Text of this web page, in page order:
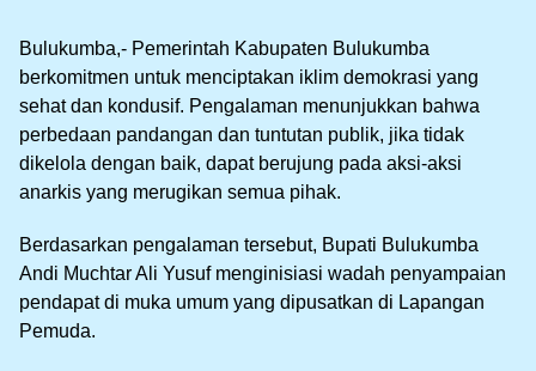
Bulukumba,- Pemerintah Kabupaten Bulukumba
berkomitmen untuk menciptakan iklim demokrasi yang
sehat dan kondusif. Pengalaman menunjukkan bahwa
perbedaan pandangan dan tuntutan publik, jika tidak
dikelola dengan baik, dapat berujung pada aksi-aksi
anarkis yang merugikan semua pihak.
Berdasarkan pengalaman tersebut, Bupati Bulukumba
Andi Muchtar Ali Yusuf menginisiasi wadah penyampaian
pendapat di muka umum yang dipusatkan di Lapangan
Pemuda.